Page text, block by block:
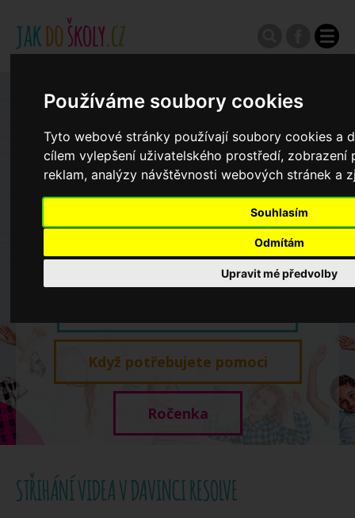
Používáme soubory cookies
Tyto webové stránky používají soubory cookies a
cílem vylepšení uživatelského prostředí, zobrazení
reklam, analýzy návštěvnosti webových stránek a
Souhlasím
Odmítám
Upravit mé předvolby
Zápisy do ZŠ 2026/27
Výroční zprávy
Koncepce školství
Když potřebujete pomoci
Ročenka
STŘIHÁNÍ VIDEA V DAVINCI RESOLVE